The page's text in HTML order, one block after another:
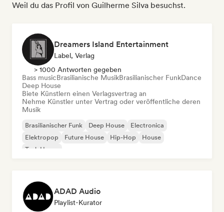
Weil du das Profil von Guilherme Silva besuchst.
Dreamers Island Entertainment
Label, Verlag
> 1000 Antworten gegeben
Bass musicBrasilianische MusikBrasilianischer FunkDance
Deep House
Biete Künstlern einen Verlagsvertrag an
Nehme Künstler unter Vertrag oder veröffentliche deren
Musik
Brasilianischer Funk Deep House
Electronica
Elektropop
Future House Hip-Hop
House
Tech House
ADAD Audio
Playlist-Kurator